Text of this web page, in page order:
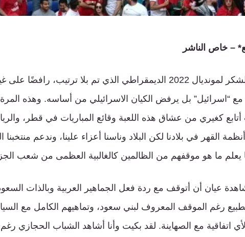
– خاص الناشر
بدايةً فكل الشكر لمونديال 2022 الديمقراطي الذي تم بلا
مع “اسرائيل” بل يرفض الكيان الاسرائيلي من أساسه. وهذه
كغيري من عشاق هذه اللعبة وقائع المباريات في قطر،
القهر في بلادنا لكن البلاد وناسنا أعزاء علينا، وندعم
يعلم ما هو موقفهم من الظالمين كالغالبية العظمى من شعب
عيان أن أتوقف مع ردة فعل الجماهير العربية وبالذات
رغم الموقف المعروف لبني سعود، وتماهيهم الكامل مع
اتفاقية مع الصهاينة. لقد بكيت وأنا أشاهد الشباب الحجازي